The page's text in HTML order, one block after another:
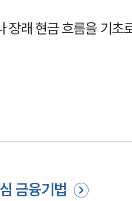
래 현금 흐름을 기초
금융기법